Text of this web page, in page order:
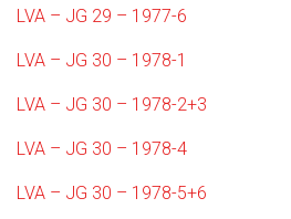
LVA – JG 29 – 1977-6
LVA – JG 30 – 1978-1
LVA – JG 30 – 1978-2+3
LVA – JG 30 – 1978-4
LVA – JG 30 – 1978-5+6